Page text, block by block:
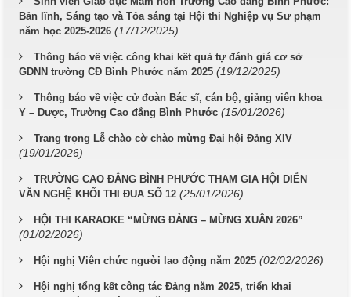
Bản lĩnh, Sáng tạo và Tỏa sáng tại Hội thi Nghiệp vụ Sư phạm
năm học 2025-2026 (17/12/2025)
Thông báo về việc công khai kết quả tự đánh giá cơ sở
GDNN trường CĐ Bình Phước năm 2025 (19/12/2025)
Thông báo về việc cử đoàn Bác sĩ, cán bộ, giảng viên khoa
Y – Dược, Trường Cao đẳng Bình Phước (15/01/2026)
Trang trọng Lễ chào cờ chào mừng Đại hội Đảng XIV
(19/01/2026)
TRƯỜNG CAO ĐẲNG BÌNH PHƯỚC THAM GIA HỘI DIỄN
VĂN NGHỆ KHỐI THI ĐUA SỐ 12 (25/01/2026)
HỘI THI KARAOKE “MỪNG ĐẢNG – MỪNG XUÂN 2026”
(01/02/2026)
Hội nghị Viên chức người lao động năm 2025 (02/02/2026)
Hội nghị tổng kết công tác Đảng năm 2025, triển khai